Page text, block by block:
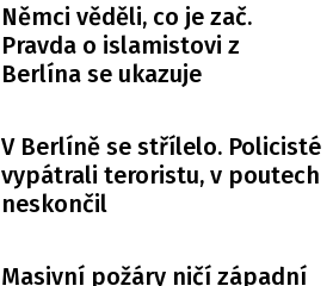
Němci věděli, co je zač.
Pravda o islamistovi z
Berlína se ukazuje
V Berlíně se střílelo. Policisté
vypátrali teroristu, v poutech
neskončil
Masivní požáry ničí západní